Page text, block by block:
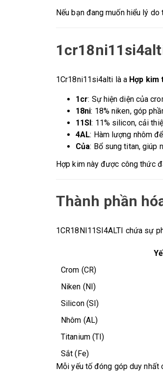
Nếu bạn đang muốn hiểu lý
1Cr18ni11si4alti là a Hợp kim
1cr: Sự hiện diện của
18ni: 18% niken, góp
11SI: 11% silicon, cải
4AL: Hàm lượng nhôm
Của: Bổ sung titan, giúp
Hợp kim này được công thức
Thành phần
1CR18NI11SI4ALTI chứa sự
Crom (CR)
Niken (NI)
Silicon (SI)
Nhôm (AL)
Titanium (TI)
Sắt (Fe)
Mỗi yếu tố đóng góp duy nhất